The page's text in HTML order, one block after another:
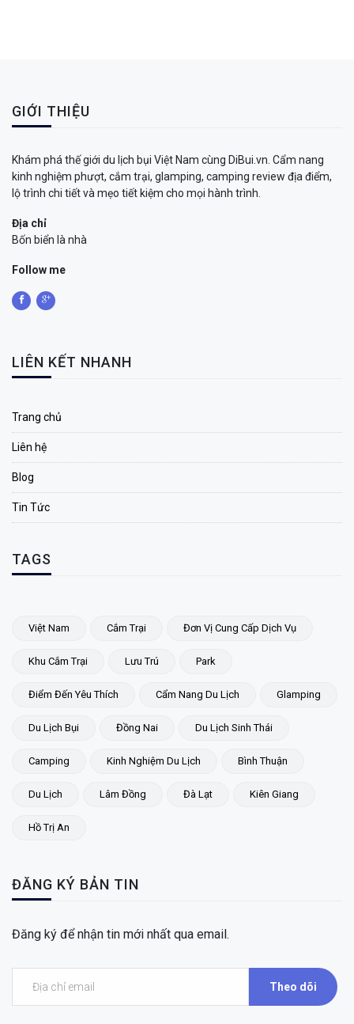
GIỚI THIỆU
Khám phá thế giới du lịch bụi Việt Nam cùng DiBui.vn. Cẩm nang
kinh nghiệm phượt, cắm trại, glamping, camping review địa điểm,
lộ trình chi tiết và mẹo tiết kiệm cho mọi hành trình.
Địa chỉ
Bốn biển là nhà
Follow me
LIÊN KẾT NHANH
Trang chủ
Liên hệ
Blog
Tin Tức
TAGS
Việt Nam Cắm Trại Đơn Vị Cung Cấp Dịch Vụ
Khu Cắm Trại Lưu Trú Park
Điểm Đến Yêu Thích Cẩm Nang Du Lịch Glamping
Du Lịch Bụi Đồng Nai Du Lịch Sinh Thái
Camping Kinh Nghiệm Du Lịch Bình Thuận
Du Lịch Lâm Đồng Đà Lạt Kiên Giang
Hồ Trị An
ĐĂNG KÝ BẢN TIN
Đăng ký để nhận tin mới nhất qua email.
Theo dõi